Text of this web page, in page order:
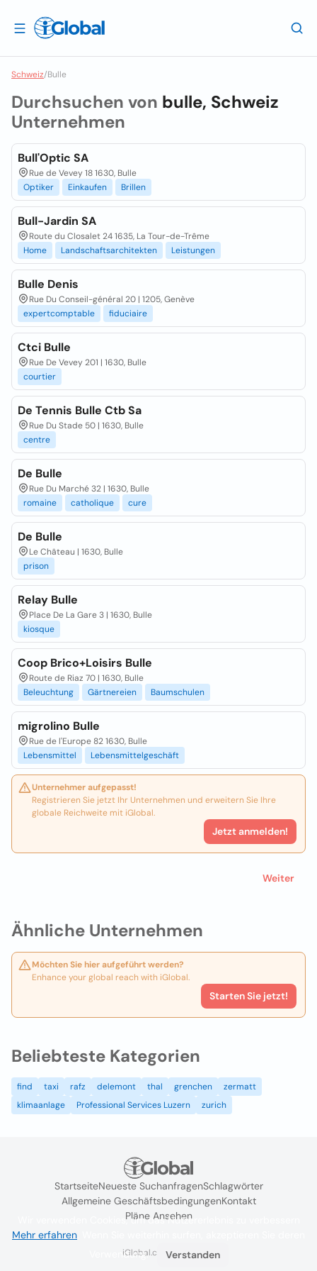
Schweiz/Bulle
Ähnliche Unternehmen
Möchten Sie hier aufgeführt werden?
Enhance your global reach with iGlobal.
Starten Sie jetzt!
Durchsuchen von bulle, Schweiz
Unternehmen
Bull'Optic SA
Rue de Vevey 18 1630, Bulle
Optiker
Einkaufen Brillen
Bull-Jardin SA
Route du Closalet 24 1635, La Tour-de-Trême
Home
Landschaftsarchitekten Leistungen
Bulle Denis
Rue Du Conseil-général 20 | 1205, Genève
expertcomptable
fiduciaire
Ctci Bulle
Rue De Vevey 201 | 1630, Bulle
courtier
De Tennis Bulle Ctb Sa
Rue Du Stade 50 | 1630, Bulle
centre
De Bulle
Rue Du Marché 32 | 1630, Bulle
romaine
catholique cure
De Bulle
Le Château | 1630, Bulle
prison
Relay Bulle
Place De La Gare 3 | 1630, Bulle
kiosque
Coop Brico+Loisirs Bulle
Route de Riaz 70 | 1630, Bulle
Beleuchtung
Gärtnereien Baumschulen
migrolino Bulle
Rue de l'Europe 82 1630, Bulle
Lebensmittel
Lebensmittelgeschäft
Unternehmer aufgepasst!
Registrieren Sie jetzt Ihr Unternehmen und erweitern Sie Ihre
globale Reichweite mit iGlobal.
Jetzt anmelden!
Weiter
Beliebteste Kategorien
find taxi rafz delemont thal grenchen
zermatt
klimaanlage
Professional Services Luzern zurich
StartseiteNeueste SuchanfragenSchlagwörter
Allgemeine GeschäftsbedingungenKontakt
Pläne Ansehen
iGlobal.co @ 2024
Wir verwenden Cookies, um das Nutzererlebnis zu verbessern
Mehr erfahren
Verwendung.
Verstanden